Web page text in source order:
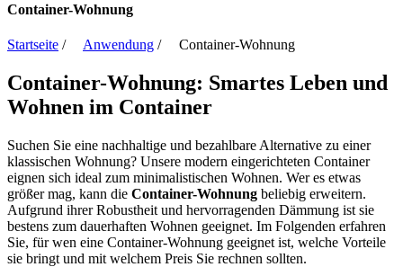
Container-Wohnung
Startseite / Anwendung / Container-Wohnung
Container-Wohnung: Smartes Leben und
Wohnen im Container
Suchen Sie eine nachhaltige und bezahlbare Alternative zu einer
klassischen Wohnung? Unsere modern eingerichteten Container
eignen sich ideal zum minimalistischen Wohnen. Wer es etwas
größer mag, kann die Container-Wohnung beliebig erweitern.
Aufgrund ihrer Robustheit und hervorragenden Dämmung ist sie
bestens zum dauerhaften Wohnen geeignet. Im Folgenden erfahren
Sie, für wen eine Container-Wohnung geeignet ist, welche Vorteile
sie bringt und mit welchem Preis Sie rechnen sollten.